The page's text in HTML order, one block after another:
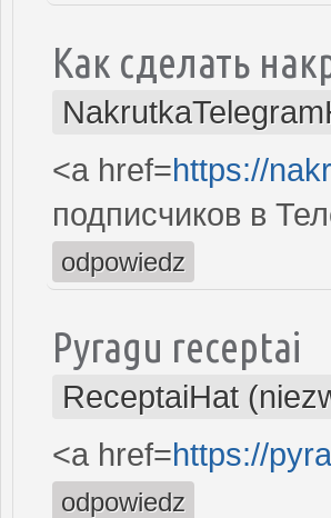
Как сделать
<a href=https://
подписчиков в
odpowiedz
Pyragu receptai
ReceptaiHat
<a href=https://
odpowiedz